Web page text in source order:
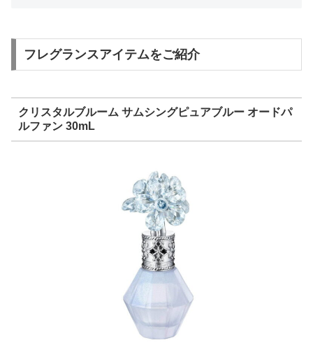
フレグランスアイテムをご紹介
クリスタルブルーム サムシングピュアブルー オードパ
ルファン 30mL